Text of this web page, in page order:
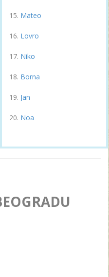
Mateo
Lovro
Niko
Borna
Jan
Noa